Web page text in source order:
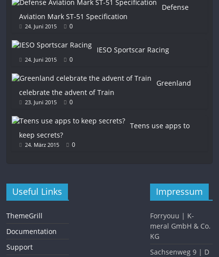
Defense
Aviation Mark ST-51 Specification
24. Juni 2015 0
IESO Sportscar Racing
24. Juni 2015 0
Greenland
celebrate the advent of Train
23. Juni 2015 0
Teens use apps to
keep secrets?
24. März 2015 0
Useful Links
ThemeGrill
Documentation
Support
Impressum
Forryouu | K-
meral GmbH & Co.
KG
Sachsenweg 9 | D